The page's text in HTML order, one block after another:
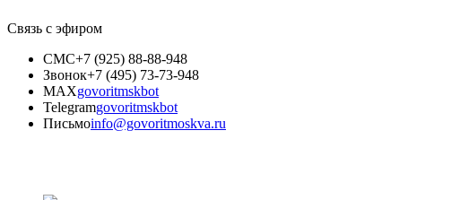
Связь с эфиром
СМС+7 (925) 88-88-948
Звонок+7 (495) 73-73-948
MAXgovoritmskbot
Telegramgovoritmskbot
Письмоinfo@govoritmoskva.ru